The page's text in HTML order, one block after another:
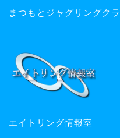
まつもとジャグリングク
エイトリング情報室